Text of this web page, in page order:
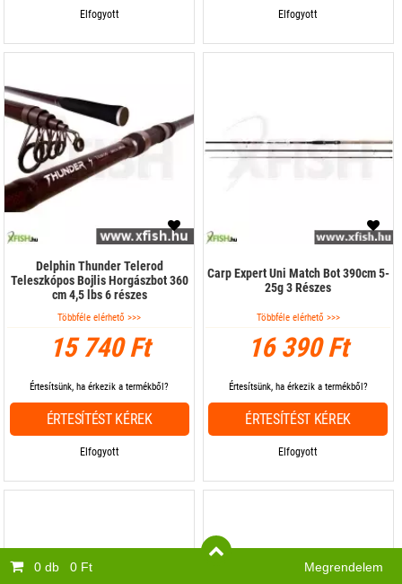
Elfogyott Elfogyott
Delphin Thunder Telerod
Teleszkópos Bojlis Horgászbot 360
cm 4,5 lbs 6 részes
Többféle elérhető >>>
15 740 Ft
Elfogyott
Értesítsünk, ha érkezik a termékből?
ÉRTESÍTÉST KÉREK
Carp Expert Uni Match Bot 390cm 5-
25g 3 Részes
Többféle elérhető >>>
16 390 Ft
Elfogyott
Értesítsünk, ha érkezik a termékből?
ÉRTESÍTÉST KÉREK
0 db 0 Ft Megrendelem